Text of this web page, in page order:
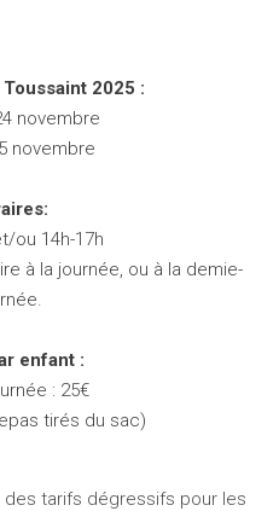
2025 :
novembre
novembre
ou 14h-17h
à la journée, ou à la demie-
enfant :
: 25€
tirés du sac)
des tarifs dégressifs pour les